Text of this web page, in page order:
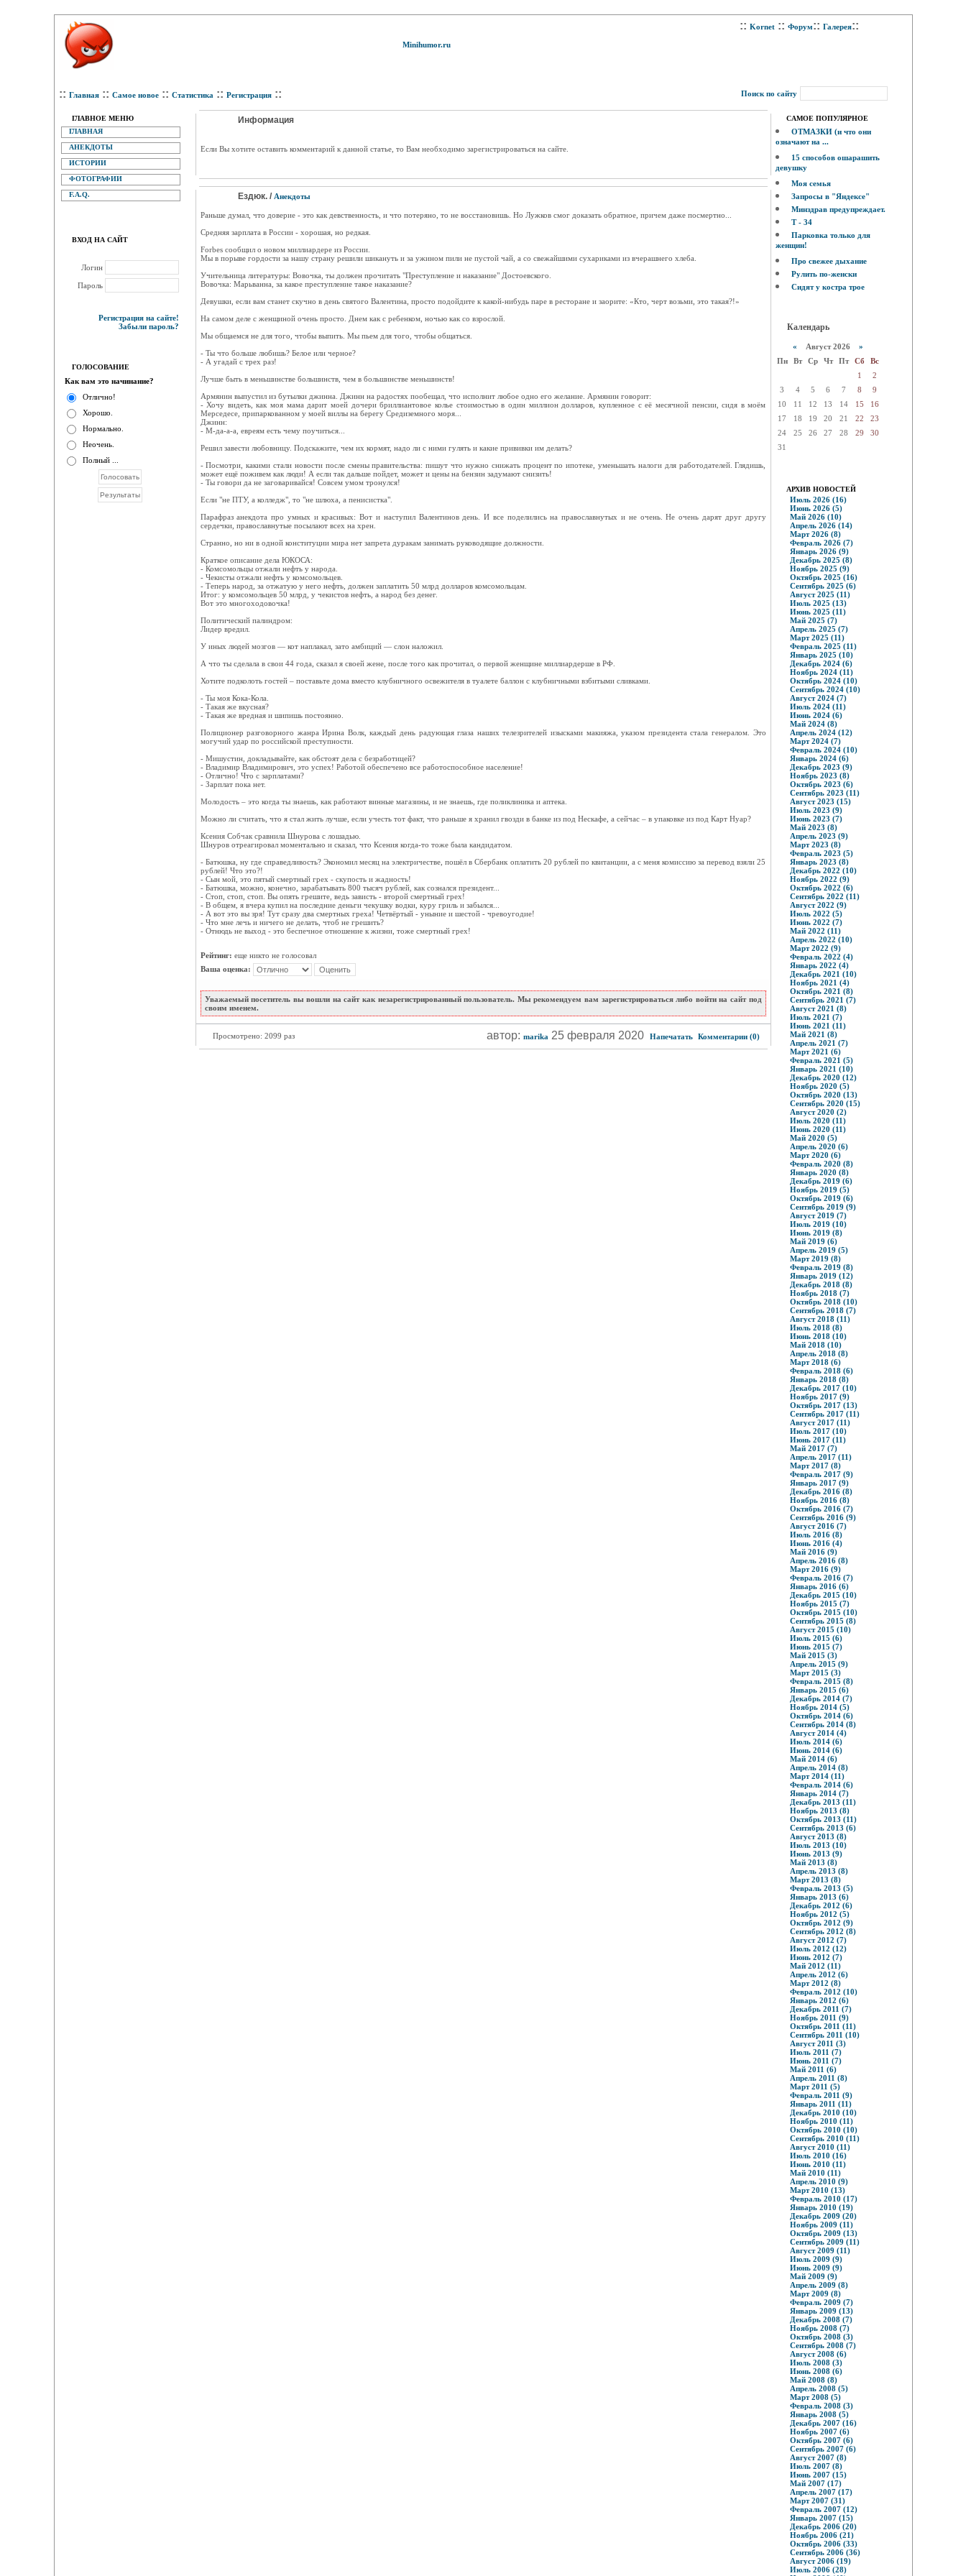
Minihumor.ru
:: Kornet :: Форум:: Галерея::
:: Главная :: Самое новое :: Статистика :: Регистрация :: Поиск по сайту
ГЛАВНОЕ МЕНЮ
ГЛАВНАЯ
АНЕКДОТЫ
ИСТОРИИ
ФОТОГРАФИИ
F.A.Q.
ВХОД НА САЙТ
Логин
Пароль
Регистрация на сайте!
Забыли пароль?
ГОЛОСОВАНИЕ
Как вам это начинание?
Отлично!
Хорошо.
Нормально.
Неочень.
Полный ...
Информация
Eсли Вы хотите оставить комментарий к данной статье, то Вам необходимо зарегистрироваться на сайте.
Ездюк. / Анекдоты
Раньше думал, что доверие - это как девственность, и что потеряно, то не восстановишь. Но Лужков смог доказать обратное, причем даже посмертно...
Средняя зарплата в России - хорошая, но редкая.
Forbes сообщил о новом миллиардере из России.
Мы в порыве гордости за нашу страну решили шикануть и за ужином пили не пустой чай, а со свежайшими сухариками из вчерашнего хлеба.
Учительница литературы: Вовочка, ты должен прочитать "Преступление и наказание" Достоевского.
Вовочка: Марьванна, за какое преступление такое наказание?
Девушки, если вам станет скучно в день святого Валентина, просто подойдите к какой-нибудь паре в ресторане и заорите: «Кто, черт возьми, это такая?!»
На самом деле с женщиной очень просто. Днем как с ребенком, ночью как со взрослой.
Мы общаемся не для того, чтобы выпить. Мы пьем для того, чтобы общаться.
- Ты что больше любишь? Белое или черное?
- А угадай с трех раз!
Лучше быть в меньшинстве большинств, чем в большинстве меньшинств!
Армянин выпустил из бутылки джинна. Джинн на радостях пообещал, что исполнит любое одно его желание. Армянин говорит:
- Хочу видеть, как моя мама дарит моей дочери бриллиантовое колье стоимостью в один миллион долларов, купленное с её месячной пенсии, сидя в моём
Мерседесе, припаркованном у моей виллы на берегу Средиземного моря...
Джинн:
- М-да-а-а, евреям есть чему поучиться...
Решил завести любовницу. Подскажите, чем их кормят, надо ли с ними гулять и какие прививки им делать?
- Посмотри, какими стали новости после смены правительства: пишут что нужно снижать процент по ипотеке, уменьшать налоги для работодателей. Глядишь,
может ещё поживем как люди! А если так дальше пойдет, может и цены на бензин задумают снизить!
- Ты говори да не заговаривайся! Совсем умом тронулся!
Если "не ПТУ, а колледж", то "не шлюха, а пенисистка".
Парафраз анекдота про умных и красивых: Вот и наступил Валентинов день. И все поделились на православнутых и не очень. Не очень дарят друг другу
сердечки, православнутые посылают всех на хрен.
Странно, но ни в одной конституции мира нет запрета дуракам занимать руководящие должности.
Краткое описание дела ЮКОСА:
- Комсомольцы отжали нефть у народа.
- Чекисты отжали нефть у комсомольцев.
- Теперь народ, за отжатую у него нефть, должен заплатить 50 млрд долларов комсомольцам.
Итог: у комсомольцев 50 млрд, у чекистов нефть, а народ без денег.
Вот это многоходовочка!
Политический палиндром:
Лидер вредил.
У иных людей мозгов — кот наплакал, зато амбиций — слон наложил.
А что ты сделала в свои 44 года, сказал я своей жене, после того как прочитал, о первой женщине миллиардерше в РФ.
Хотите подколоть гостей – поставьте дома вместо клубничного освежителя в туалете баллон с клубничными взбитыми сливками.
- Ты моя Кока-Кола.
- Такая же вкусная?
- Такая же вредная и шипишь постоянно.
Полиционер разговорного жанра Ирина Волк, каждый день радующая глаза наших телезрителей изысками макияжа, указом президента стала генералом. Это
могучий удар по российской преступности.
- Мишустин, докладывайте, как обстоят дела с безработицей?
- Владимир Владимирович, это успех! Работой обеспечено все работоспособное население!
- Отлично! Что с зарплатами?
- Зарплат пока нет.
Молодость – это когда ты знаешь, как работают винные магазины, и не знаешь, где поликлиника и аптека.
Можно ли считать, что я стал жить лучше, если учесть тот факт, что раньше я хранил гвозди в банке из под Нескафе, а сейчас – в упаковке из под Карт Нуар?
Ксения Собчак сравнила Шнурова с лошадью.
Шнуров отреагировал моментально и сказал, что Ксения когда-то тоже была кандидатом.
- Батюшка, ну где справедливость? Экономил месяц на электричестве, пошёл в Сбербанк оплатить 20 рублей по квитанции, а с меня комиссию за перевод взяли 25
рублей! Что это?!
- Сын мой, это пятый смертный грех - скупость и жадность!
- Батюшка, можно, конечно, зарабатывать 800 тысяч рублей, как сознался президент...
- Стоп, стоп, стоп. Вы опять грешите, ведь зависть - второй смертный грех!
- В общем, я вчера купил на последние деньги чекушку водки, куру гриль и забылся...
- А вот это вы зря! Тут сразу два смертных греха! Четвёртый - уныние и шестой - чревоугодие!
- Что мне лечь и ничего не делать, чтоб не грешить?
- Отнюдь не выход - это беспечное отношение к жизни, тоже смертный грех!
Рейтинг: еще никто не голосовал
Ваша оценка:
Уважаемый посетитель вы вошли на сайт как незарегистрированный пользователь. Мы рекомендуем вам зарегистрироваться либо войти на сайт под
своим именем.
Просмотрено: 2099 раз автор: marika 25 февраля 2020 Напечатать Комментарии (0)
САМОЕ ПОПУЛЯРНОЕ
ОТМАЗКИ (и что они
означают на ...
15 способов ошарашить
девушку
Моя семья
Запросы в "Яндексе"
Минздрав предупреждает.
Т - 34
Парковка только для
женщин!
Про свежее дыхание
Рулить по-женски
Сидят у костра трое
Календарь
« Август 2026 »
Пн
Вт Ср Чт Пт Сб
Вс
1
2
3
4 5 6 7 8
9
10
11 12 13 14 15
16
17
18 19 20 21 22
23
24
25 26 27 28 29
30
31
АРХИВ НОВОСТЕЙ
Июль 2026 (16)
Июнь 2026 (5)
Май 2026 (10)
Апрель 2026 (14)
Март 2026 (8)
Февраль 2026 (7)
Январь 2026 (9)
Декабрь 2025 (8)
Ноябрь 2025 (9)
Октябрь 2025 (16)
Сентябрь 2025 (6)
Август 2025 (11)
Июль 2025 (13)
Июнь 2025 (11)
Май 2025 (7)
Апрель 2025 (7)
Март 2025 (11)
Февраль 2025 (11)
Январь 2025 (10)
Декабрь 2024 (6)
Ноябрь 2024 (11)
Октябрь 2024 (10)
Сентябрь 2024 (10)
Август 2024 (7)
Июль 2024 (11)
Июнь 2024 (6)
Май 2024 (8)
Апрель 2024 (12)
Март 2024 (7)
Февраль 2024 (10)
Январь 2024 (6)
Декабрь 2023 (9)
Ноябрь 2023 (8)
Октябрь 2023 (6)
Сентябрь 2023 (11)
Август 2023 (15)
Июль 2023 (9)
Июнь 2023 (7)
Май 2023 (8)
Апрель 2023 (9)
Март 2023 (8)
Февраль 2023 (5)
Январь 2023 (8)
Декабрь 2022 (10)
Ноябрь 2022 (9)
Октябрь 2022 (6)
Сентябрь 2022 (11)
Август 2022 (9)
Июль 2022 (5)
Июнь 2022 (7)
Май 2022 (11)
Апрель 2022 (10)
Март 2022 (9)
Февраль 2022 (4)
Январь 2022 (4)
Декабрь 2021 (10)
Ноябрь 2021 (4)
Октябрь 2021 (8)
Сентябрь 2021 (7)
Август 2021 (8)
Июль 2021 (7)
Июнь 2021 (11)
Май 2021 (8)
Апрель 2021 (7)
Март 2021 (6)
Февраль 2021 (5)
Январь 2021 (10)
Декабрь 2020 (12)
Ноябрь 2020 (5)
Октябрь 2020 (13)
Сентябрь 2020 (15)
Август 2020 (2)
Июль 2020 (11)
Июнь 2020 (11)
Май 2020 (5)
Апрель 2020 (6)
Март 2020 (6)
Февраль 2020 (8)
Январь 2020 (8)
Декабрь 2019 (6)
Ноябрь 2019 (5)
Октябрь 2019 (6)
Сентябрь 2019 (9)
Август 2019 (7)
Июль 2019 (10)
Июнь 2019 (8)
Май 2019 (6)
Апрель 2019 (5)
Март 2019 (8)
Февраль 2019 (8)
Январь 2019 (12)
Декабрь 2018 (8)
Ноябрь 2018 (7)
Октябрь 2018 (10)
Сентябрь 2018 (7)
Август 2018 (11)
Июль 2018 (8)
Июнь 2018 (10)
Май 2018 (10)
Апрель 2018 (8)
Март 2018 (6)
Февраль 2018 (6)
Январь 2018 (8)
Декабрь 2017 (10)
Ноябрь 2017 (9)
Октябрь 2017 (13)
Сентябрь 2017 (11)
Август 2017 (11)
Июль 2017 (10)
Июнь 2017 (11)
Май 2017 (7)
Апрель 2017 (11)
Март 2017 (8)
Февраль 2017 (9)
Январь 2017 (9)
Декабрь 2016 (8)
Ноябрь 2016 (8)
Октябрь 2016 (7)
Сентябрь 2016 (9)
Август 2016 (7)
Июль 2016 (8)
Июнь 2016 (4)
Май 2016 (9)
Апрель 2016 (8)
Март 2016 (9)
Февраль 2016 (7)
Январь 2016 (6)
Декабрь 2015 (10)
Ноябрь 2015 (7)
Октябрь 2015 (10)
Сентябрь 2015 (8)
Август 2015 (10)
Июль 2015 (6)
Июнь 2015 (7)
Май 2015 (3)
Апрель 2015 (9)
Март 2015 (3)
Февраль 2015 (8)
Январь 2015 (6)
Декабрь 2014 (7)
Ноябрь 2014 (5)
Октябрь 2014 (6)
Сентябрь 2014 (8)
Август 2014 (4)
Июль 2014 (6)
Июнь 2014 (6)
Май 2014 (6)
Апрель 2014 (8)
Март 2014 (11)
Февраль 2014 (6)
Январь 2014 (7)
Декабрь 2013 (11)
Ноябрь 2013 (8)
Октябрь 2013 (11)
Сентябрь 2013 (6)
Август 2013 (8)
Июль 2013 (10)
Июнь 2013 (9)
Май 2013 (8)
Апрель 2013 (8)
Март 2013 (8)
Февраль 2013 (5)
Январь 2013 (6)
Декабрь 2012 (6)
Ноябрь 2012 (5)
Октябрь 2012 (9)
Сентябрь 2012 (8)
Август 2012 (7)
Июль 2012 (12)
Июнь 2012 (7)
Май 2012 (11)
Апрель 2012 (6)
Март 2012 (8)
Февраль 2012 (10)
Январь 2012 (6)
Декабрь 2011 (7)
Ноябрь 2011 (9)
Октябрь 2011 (11)
Сентябрь 2011 (10)
Август 2011 (3)
Июль 2011 (7)
Июнь 2011 (7)
Май 2011 (6)
Апрель 2011 (8)
Март 2011 (5)
Февраль 2011 (9)
Январь 2011 (11)
Декабрь 2010 (10)
Ноябрь 2010 (11)
Октябрь 2010 (10)
Сентябрь 2010 (11)
Август 2010 (11)
Июль 2010 (16)
Июнь 2010 (11)
Май 2010 (11)
Апрель 2010 (9)
Март 2010 (13)
Февраль 2010 (17)
Январь 2010 (19)
Декабрь 2009 (20)
Ноябрь 2009 (11)
Октябрь 2009 (13)
Сентябрь 2009 (11)
Август 2009 (11)
Июль 2009 (9)
Июнь 2009 (9)
Май 2009 (9)
Апрель 2009 (8)
Март 2009 (8)
Февраль 2009 (7)
Январь 2009 (13)
Декабрь 2008 (7)
Ноябрь 2008 (7)
Октябрь 2008 (3)
Сентябрь 2008 (7)
Август 2008 (6)
Июль 2008 (3)
Июнь 2008 (6)
Май 2008 (8)
Апрель 2008 (5)
Март 2008 (5)
Февраль 2008 (3)
Январь 2008 (5)
Декабрь 2007 (16)
Ноябрь 2007 (6)
Октябрь 2007 (6)
Сентябрь 2007 (6)
Август 2007 (8)
Июль 2007 (8)
Июнь 2007 (15)
Май 2007 (17)
Апрель 2007 (17)
Март 2007 (31)
Февраль 2007 (12)
Январь 2007 (15)
Декабрь 2006 (20)
Ноябрь 2006 (21)
Октябрь 2006 (33)
Сентябрь 2006 (36)
Август 2006 (19)
Июль 2006 (28)